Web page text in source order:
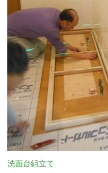
洗面台組立て